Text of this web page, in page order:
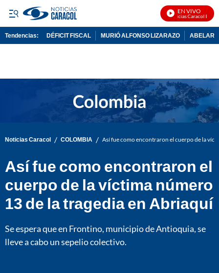
EN VIVO
Noticias Caracol En Vivo
Tendencias: DÉFICIT FISCAL MURIÓ ALFONSO LIZARAZO
Noticias Caracol / COLOMBIA / Así fue como encontraron el cuerpo de la
Así fue como encontraron el
cuerpo de la víctima número
13 de la tragedia en Abriaquí
Se espera que en Frontino, municipio de Antioquia, se
lleve a cabo un sepelio colectivo.